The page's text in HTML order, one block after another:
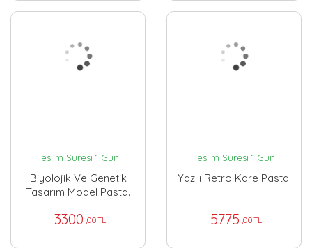
Teslim Süresi 1 Gün
Biyolojik Ve Genetik
Tasarım Model Pasta.
3300 ,00 TL
Teslim Süresi 1 Gün
Yazılı Retro Kare Pasta.
5775 ,00 TL